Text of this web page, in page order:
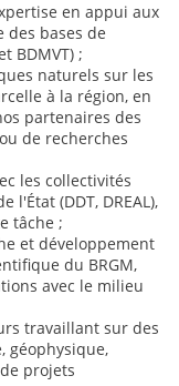
en appui aux
bases de
BDMVT) ;
naturels sur les
à la région, en
partenaires des
de recherches
les collectivités
(DDT, DREAL),
tâche ;
et développement
du BRGM,
avec le milieu
travaillant sur des
géophysique,
projets